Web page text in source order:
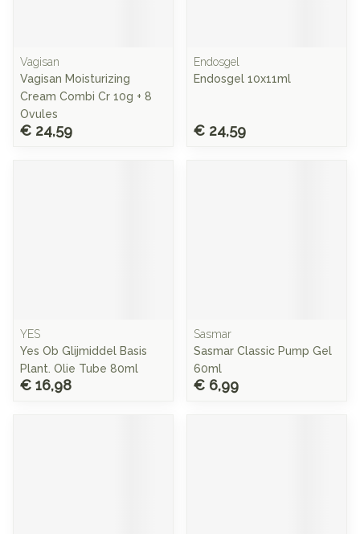
Vagisan
Vagisan Moisturizing
Cream Combi Cr 10g + 8
Ovules
€ 24,59
Endosgel
Endosgel 10x11ml
€ 24,59
YES
Yes Ob Glijmiddel Basis
Plant. Olie Tube 80ml
€ 16,98
Sasmar
Sasmar Classic Pump Gel
60ml
€ 6,99